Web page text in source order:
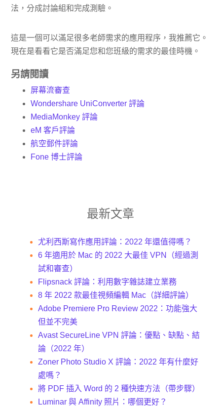
法，分成討論組和完成測驗。
這是一個可以滿足很多老師需求的應用程序，我推薦它。
現在是看看它是否滿足您和您班級的需求的最佳時機。
另請閱讀
屏幕流審查
Wondershare UniConverter 評論
MediaMonkey 評論
eM 客戶評論
航空郵件評論
Fone 博士評論
最新文章
尤利西斯寫作應用評論：2022 年還值得嗎？
6 年適用於 Mac 的 2022 大最佳 VPN（經過測
試和審查）
Flipsnack 評論：利用數字雜誌建立業務
8 年 2022 款最佳視頻編輯 Mac（詳細評論）
Adobe Premiere Pro Review 2022：功能強大
但並不完美
Avast SecureLine VPN 評論：優點、缺點、結
論（2022 年）
Zoner Photo Studio X 評論：2022 年有什麼好
處嗎？
將 PDF 插入 Word 的 2 種快速方法（帶步驟）
Luminar 與 Affinity 照片：哪個更好？